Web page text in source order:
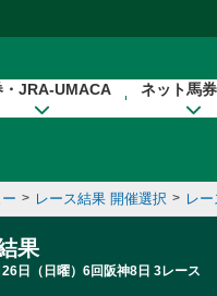
・JRA-UMACA ネット馬
> レース結果 開催選択 > レ
果
日（日曜）6回阪神8日 3レース